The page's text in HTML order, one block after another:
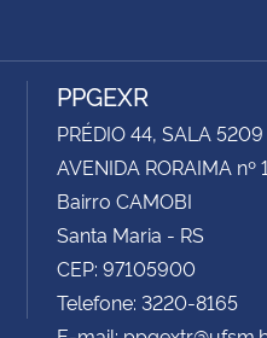
PPGEXR
PRÉDIO 44, SALA 5209
AVENIDA RORAIMA nº
Bairro CAMOBI
Santa Maria - RS
CEP: 97105900
Telefone: 3220-8165